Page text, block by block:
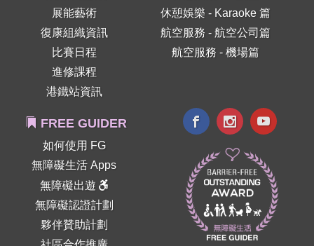
展能藝術
復康組織資訊
比賽日程
進修課程
港鐵站資訊
休憩娛樂 - Karaoke 篇
航空服務 - 航空公司篇
航空服務 - 機場篇
FREE GUIDER
如何使用 FG
無障礙生活 Apps
無障礙出遊
無障礙認證計劃
夥伴贊助計劃